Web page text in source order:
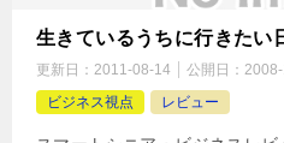
生きているうちに行きたい
更新日： 2011-08-14 公開日：
ビジネス視点
レビュー